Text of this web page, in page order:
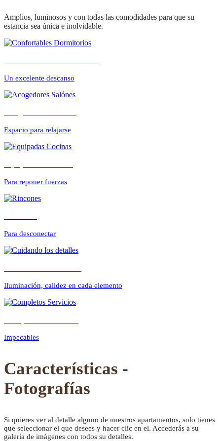
ambientes cálidos y
relajados
Previous Next
Amplios, luminosos y con todas las comodidades para que su
estancia sea única e inolvidable.
Un excelente descanso
Espacio para relajarse
Para reponer fuerzas
Para desconectar
Iluminación, calidez en cada elemento
Impecables
Características -
Fotografías
Si quieres ver al detalle alguno de nuestros apartamentos, solo tienes
que seleccionar el que desees y hacer clic en el. Accederás a su
galería de imágenes con todos su detalles.